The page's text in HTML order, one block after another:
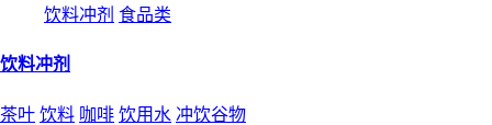
饮料冲剂 食品类
饮料冲剂
茶叶 饮料 咖啡 饮用水 冲饮谷物